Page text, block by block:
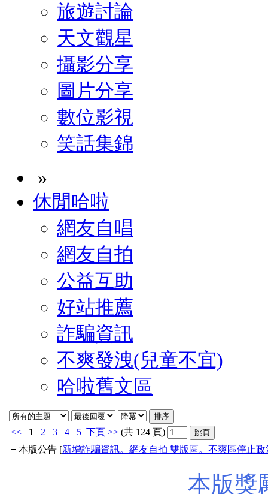
旅遊討論
天文觀星
攝影分享
圖片分享
數位影視
笑話集錦
»
休閒哈啦
網友自唱
網友自拍
公益互助
好站推薦
詐騙資訊
不爽發洩(兒童不宜)
哈啦舊文區
<< 1 2 3 4 5 下頁 >> (共 124 頁)
≡ 本版公告 [新增詐騙資訊。網友自拍 雙版區。不爽區停止
本版獎